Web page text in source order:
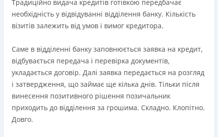
Вся інформація про кредит
ОТРИМАТИ ПОЗИКУ Детальніше
Традиційно видача кредитів готівкою передбачає
необхідність у відвідуванні відділення банку. Кількість
візитів залежить від умов і вимог кредитора.
Саме в відділенні банку заповнюється заявка на кредит,
відбувається передача і перевірка документів,
укладається договір. Далі заявка передається на розгляд
і затвердження, що займає ще кілька днів. Тільки після
винесення позитивного рішення позичальник
приходить до відділення за грошима. Складно. Клопітно.
Довго.